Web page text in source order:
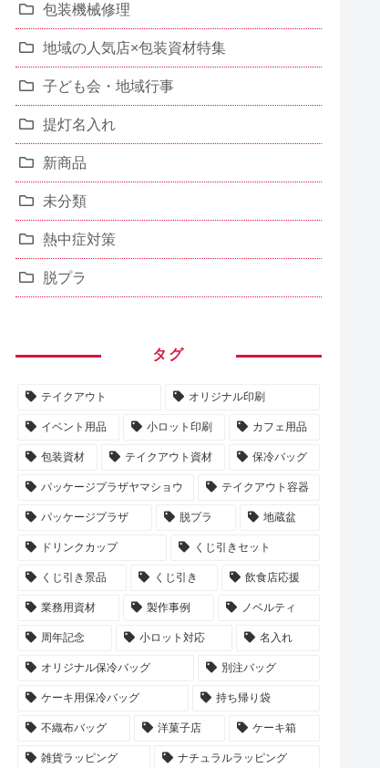
包装機械修理
地域の人気店×包装資材特集
子ども会・地域行事
提灯名入れ
新商品
未分類
熱中症対策
脱プラ
タグ
テイクアウト オリジナル印刷
イベント用品 小ロット印刷 カフェ用品
包装資材 テイクアウト資材 保冷バッグ
パッケージプラザヤマショウ テイクアウト容器
パッケージプラザ 脱プラ 地蔵盆
ドリンクカップ くじ引きセット
くじ引き景品 くじ引き 飲食店応援
業務用資材 製作事例 ノベルティ
周年記念 小ロット対応 名入れ
オリジナル保冷バッグ 別注バッグ
ケーキ用保冷バッグ 持ち帰り袋
不織布バッグ 洋菓子店 ケーキ箱
雑貨ラッピング ナチュラルラッピング